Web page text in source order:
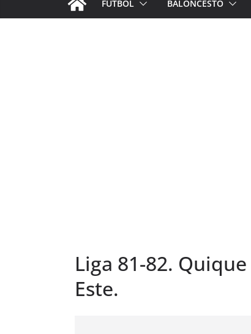
FÚTBOL BALONCESTO
Liga 81-82.
Este.